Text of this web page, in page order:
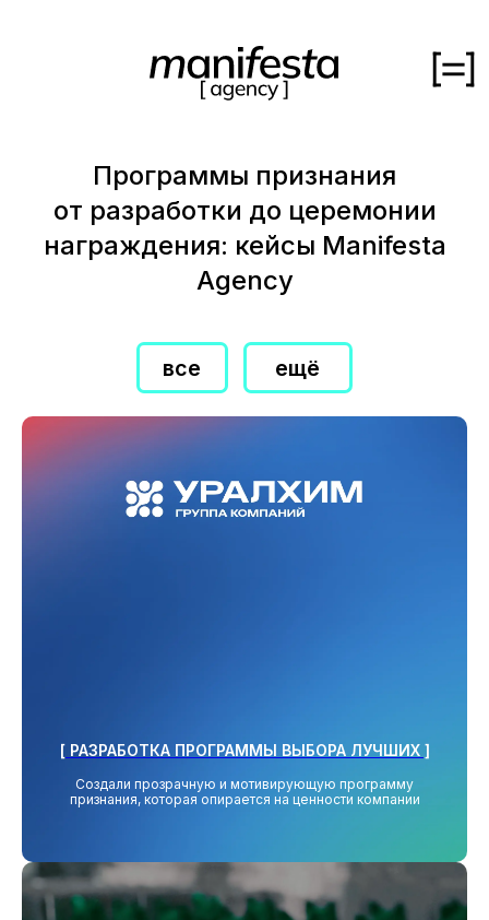
кейсы
медиа
вакансии
об агенстве
контакты
Программы признания
от разработки до церемонии
награждения: кейсы Manifesta
Agency
все
молодые специалисты
внутренние коммуникации
геймификации
исследования и аудит
работа с ценностями
HR-бренд
все
[ РАЗРАБОТКА ПРОГРАММЫ ВЫБОРА ЛУЧШИХ ]
Создали прозрачную и мотивирующую программу
признания, которая опирается на ценности компании